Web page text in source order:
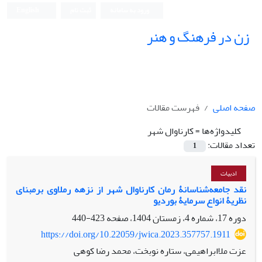
زن در فرهنگ و هنر
صفحه اصلی
فهرست مقالات
کلیدواژه‌ها =کارناوال شهر
تعداد مقالات:
1
ادبیات
نقد جامعه‌شناسانۀ رمان کارناوال شهر از نزهه رملاوی برمبنای
نظریۀ انواع سرمایۀ بوردیو
دوره 17، شماره 4، زمستان 1404، صفحه
423-440
https://doi.org/10.22059/jwica.2023.357757.1911
عزت ملاابراهیمی، ستاره نوبخت، محمد رضا کوهی